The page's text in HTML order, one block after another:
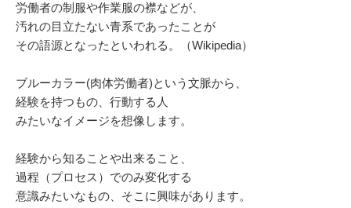
労働者の制服や作業服の襟などが、
汚れの目立たない青系であったことが
その語源となったといわれる。（Wikipedia）
ブルーカラー(肉体労働者)という文脈から、
経験を持つもの、行動する人
みたいなイメージを想像します。
経験から知ることや出来ること、
過程（プロセス）でのみ変化する
意識みたいなもの、そこに興味があります。